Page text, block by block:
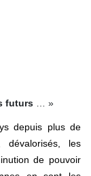
futurs … »
depuis plus de
dévalorisés, les
de pouvoir